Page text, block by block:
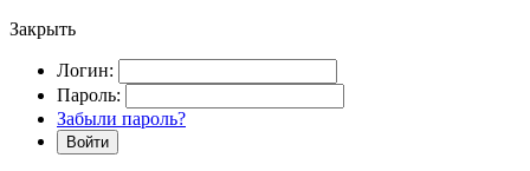
Закрыть
Логин:
Пароль:
Забыли пароль?
Войти